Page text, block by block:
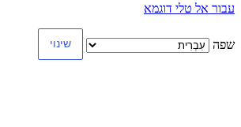
עבור אל טלי דוגמא
שפה